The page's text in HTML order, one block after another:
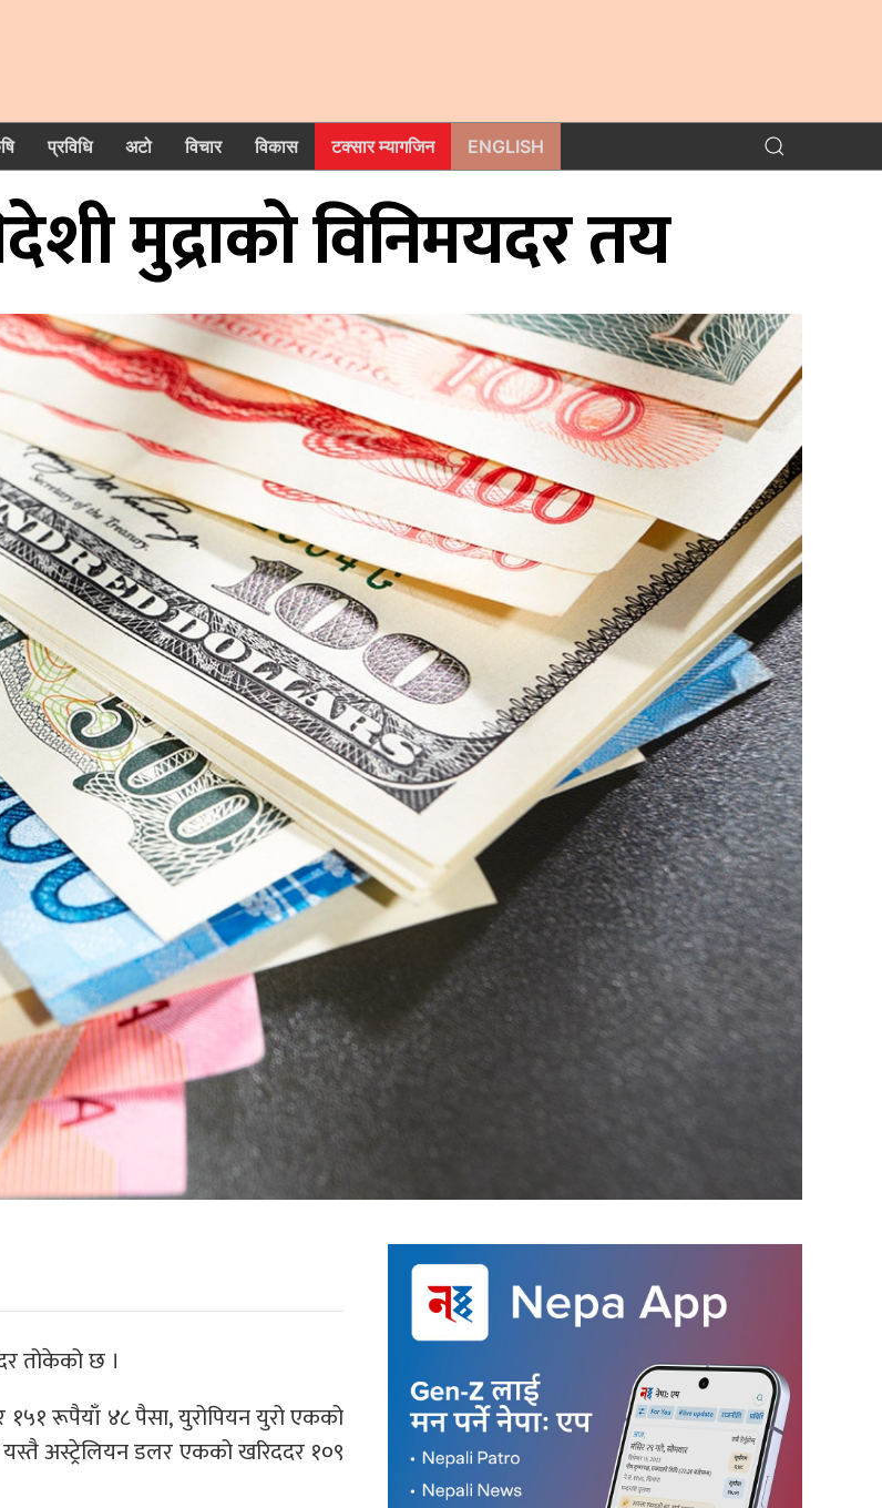
प्रविधि अटो विचार विकास टक्सार म्यागजिन ENGLISH
मुद्राको विनिमयदर तय
तोकेको छ ।
रूपैयाँ ४८ पैसा, युरोपियन युरो एकको
अस्ट्रेलियन डलर एकको खरिददर १०९